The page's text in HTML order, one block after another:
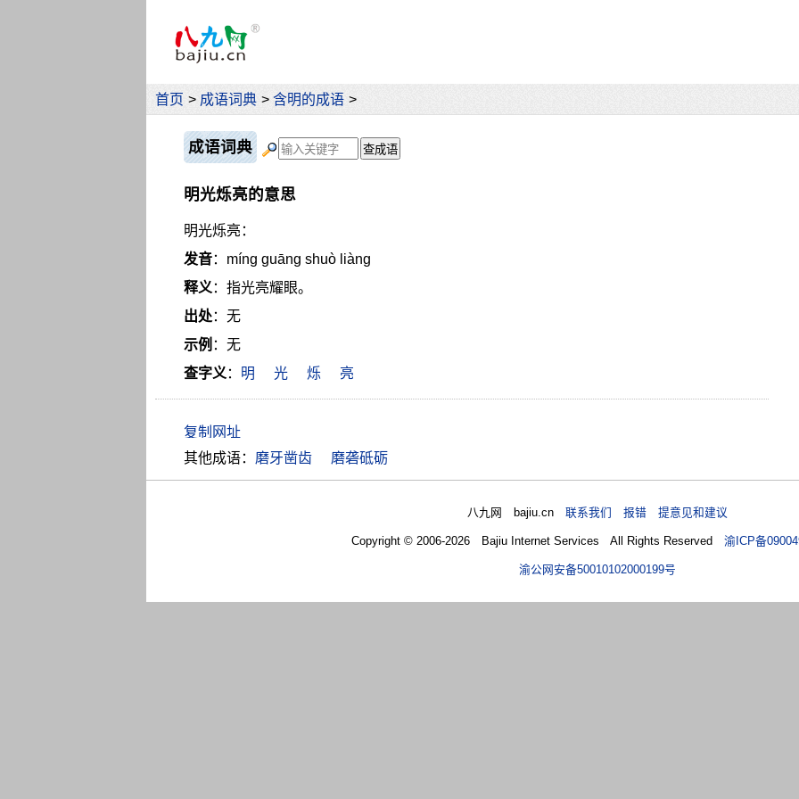
首页 > 成语词典 > 含明的成语 >
成语词典
明光烁亮的意思
明光烁亮：
发音：míng guāng shuò liàng
释义 ：指光亮耀眼。
出处：无
示例 ：无
查字义 ： 明 光 烁 亮
其他成语： 磨牙凿齿 磨砻砥砺
八九网 bajiu.cn联系我们 报错 提意见和建议
Copyright © 2006-2026 Bajiu Internet Services All Rights Reserved 渝ICP备
渝公网安备50010102000199号